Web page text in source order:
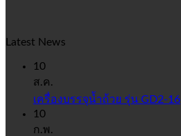
Latest News
10
ส.ค.
เครื่องบรรจุน้ำถ้วย รุ่น GD2-16
10
ก.พ.